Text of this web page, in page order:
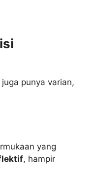
punya varian,
yang
, hampir